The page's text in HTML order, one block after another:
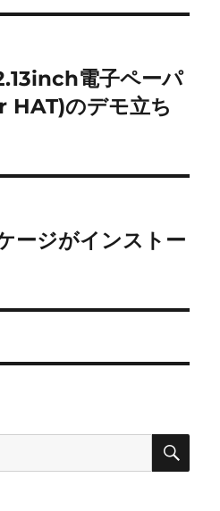
電子ペーパ
のデモ立ち
ジがインストー
検